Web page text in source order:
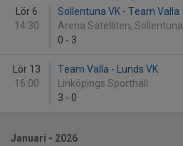
Lör 6
14:30
Sollentuna VK - Team Valla
Arena Satelliten, Sollentuna
0 - 3
Lör 13
16:00
Team Valla - Lunds VK
Linköpings Sporthall
3 - 0
Januari - 2026